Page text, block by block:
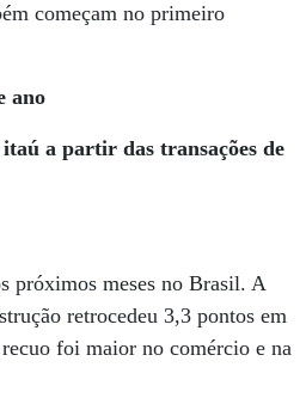
começam no primeiro
ano
a partir das transações de
próximos meses no Brasil. A
retrocedeu 3,3 pontos em
foi maior no comércio e na